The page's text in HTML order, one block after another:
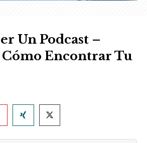
Un Podcast –
Encontrar Tu